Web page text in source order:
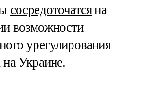
сосредоточатсяна
возможности
урегулирования
Украине.